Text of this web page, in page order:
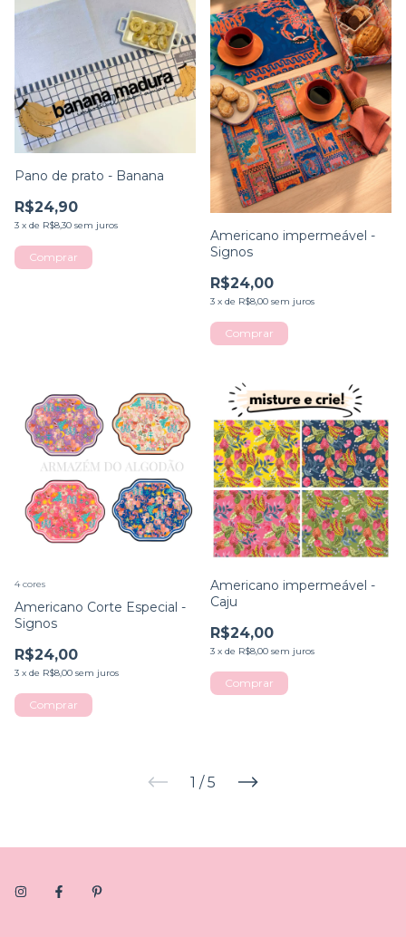
Pano de prato - Banana
R$24,90
3 x de R$8,30 sem juros
Americano impermeável -
Signos
R$24,00
3 x de R$8,00 sem juros
Americano Corte Especial -
Signos
R$24,00
3 x de R$8,00 sem juros
4 cores
Comprar
Americano impermeável -
Caju
R$24,00
3 x de R$8,00 sem juros
Comprar
1 / 5